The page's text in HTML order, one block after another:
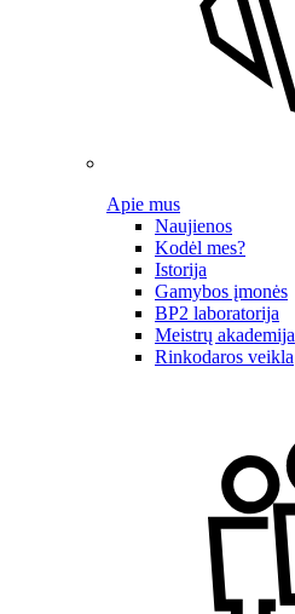
Apie mus
Naujienos
Kodėl mes?
Istorija
Gamybos įmonės
BP2 laboratorija
Meistrų akademija
Rinkodaros veikla